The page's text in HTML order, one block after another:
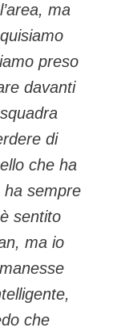
ma
preso
davanti
di
che ha
sempre
sentito
ma io
che